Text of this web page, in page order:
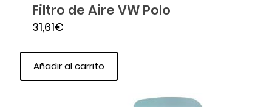
Filtro de Aire VW Polo
31,61€
Añadir al carrito